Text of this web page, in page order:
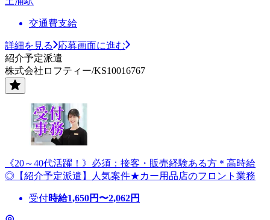
交通費支給
詳細を見る
応募画面に進む
紹介予定派遣
株式会社ロフティー/KS10016767
《20～40代活躍！》必須：接客・販売経験ある方＊高時給
◎【紹介予定派遣】人気案件★カー用品店のフロント業務
受付時給1,650円〜2,062円